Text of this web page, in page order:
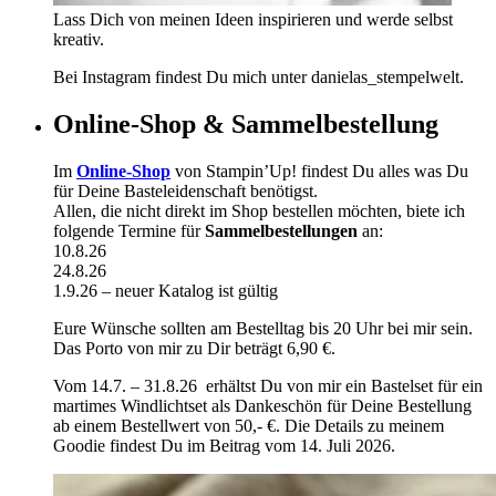
Lass Dich von meinen Ideen inspirieren und werde selbst
kreativ.
Bei Instagram findest Du mich unter danielas_stempelwelt.
Online-Shop & Sammelbestellung
Im Online-Shop von Stampin’Up! findest Du alles was Du
für Deine Basteleidenschaft benötigst.
Allen, die nicht direkt im Shop bestellen möchten, biete ich
folgende Termine fürSammelbestellungen an:
10.8.26
24.8.26
1.9.26 – neuer Katalog ist gültig
Eure Wünsche sollten am Bestelltag bis 20 Uhr bei mir sein.
Das Porto von mir zu Dir beträgt 6,90 €.
Vom 14.7. – 31.8.26 erhältst Du von mir ein Bastelset für ein
martimes Windlichtset als Dankeschön für Deine Bestellung
ab einem Bestellwert von 50,- €. Die Details zu meinem
Goodie findest Du im Beitrag vom 14. Juli 2026.